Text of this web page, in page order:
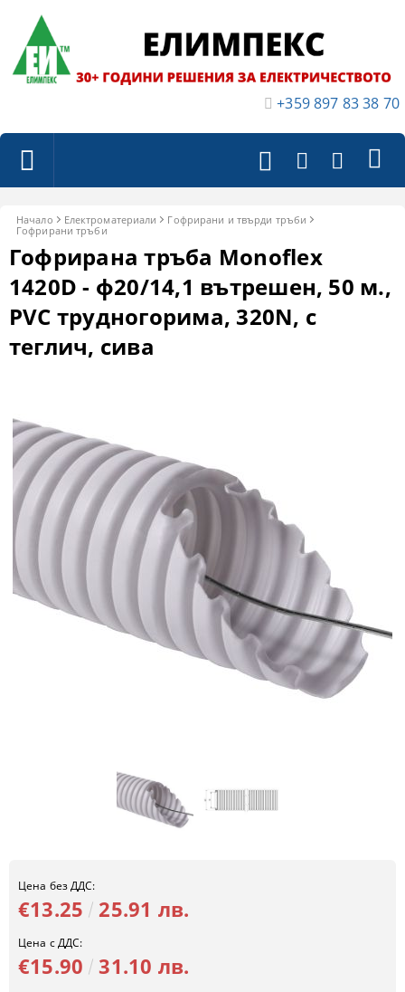
+359 897 83 38 70
Начало Електроматериали
Гофрирани и твърди тръби
Гофрирани тръби
Гофрирана тръба Monoflex
1420D - ф20/14,1 вътрешен, 50 м.,
PVC трудногорима, 320N, с
теглич, сива
Цена без ДДС:
€13.25 25.91 лв.
Цена с ДДС:
€15.90 31.10 лв.